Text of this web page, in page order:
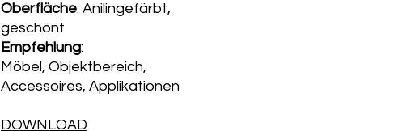
Oberfläche: Anilingefärbt,
geschönt
Empfehlung:
Möbel, Objektbereich,
Accessoires, Applikationen
DOWNLOAD